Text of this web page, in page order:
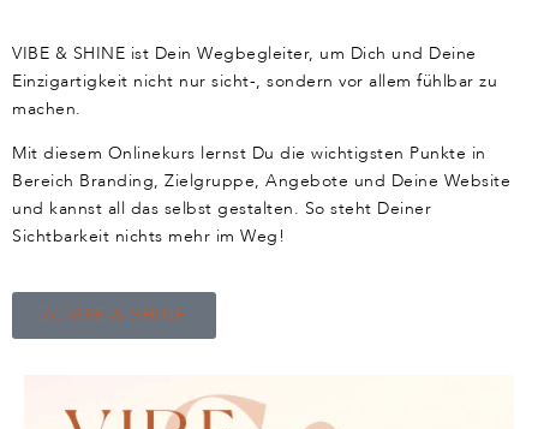
VIBE & SHINE ist Dein Wegbegleiter, um Dich und Deine
Einzigartigkeit nicht nur sicht-, sondern vor allem fühlbar zu
machen.
Mit diesem Onlinekurs lernst Du die wichtigsten Punkte in
Bereich Branding, Zielgruppe, Angebote und Deine Website
und kannst all das selbst gestalten. So steht Deiner
Sichtbarkeit nichts mehr im Weg!
Zu VIBE & SHINE